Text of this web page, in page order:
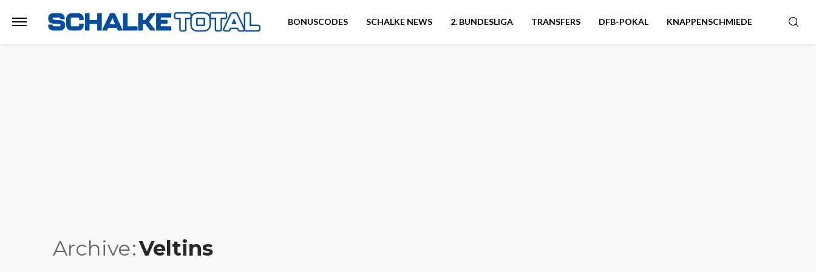
BONUSCODES SCHALKE NEWS 2. BUNDESLIGA TRANSFERS DFB-POKAL KNAPPENSCHMIEDE
Archive Veltins